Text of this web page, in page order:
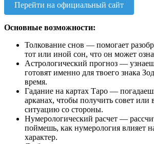
Перейти на официальный сайт
Основные возможности:
Толкование снов — помогает
тот или иной сон, что он может
Астрологический прогноз —
готовят именно для твоего знака
время.
Гадание на картах Таро —
арканах, чтобы получить совет или
ситуацию со стороны.
Нумерологический расчет —
поймешь, как нумерология влияет
характер.